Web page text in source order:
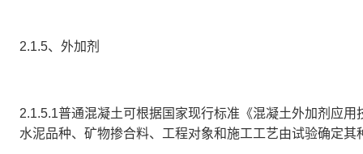
2.1.5、外加剂
2.1.5.1普通混凝土可根据国家现行标准《混凝土外加剂应用
水泥品种、矿物掺合料、工程对象和施工工艺由试验确定其